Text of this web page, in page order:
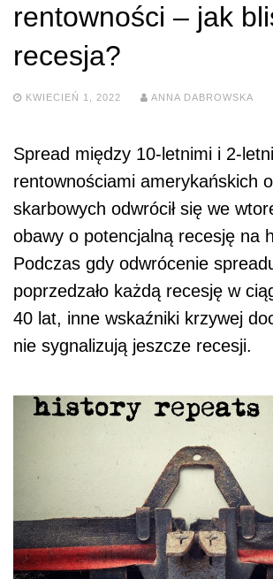
rentowności – jak
recesja?
KWIECIEŃ 1, 2022 ANNA DABROWSKA
Spread między 10-letnimi i 2-
rentownościami amerykańskich
skarbowych odwrócił się we
obawy o potencjalną recesję na
Podczas gdy odwrócenie
poprzedzało każdą recesję w
40 lat, inne wskaźniki krzywej
nie sygnalizują jeszcze recesji.